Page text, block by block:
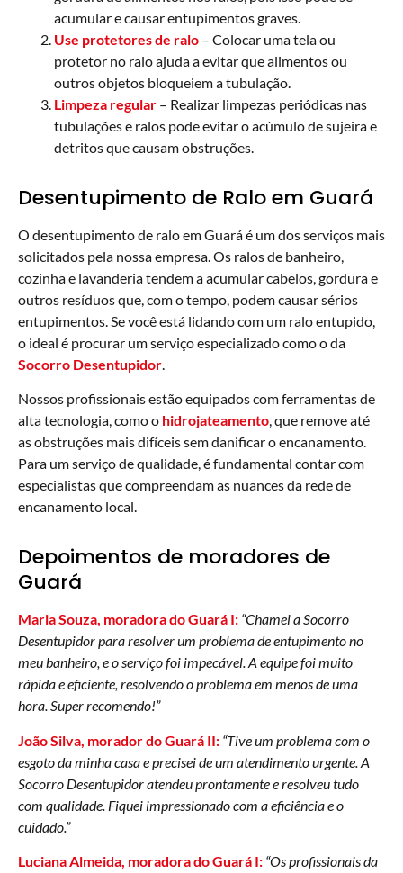
acumular e causar entupimentos graves.
Use protetores de ralo – Colocar uma tela ou
protetor no ralo ajuda a evitar que alimentos ou
outros objetos bloqueiem a tubulação.
Limpeza regular – Realizar limpezas periódicas nas
tubulações e ralos pode evitar o acúmulo de sujeira e
detritos que causam obstruções.
Desentupimento de Ralo em Guará
O desentupimento de ralo em Guará é um dos serviços mais
solicitados pela nossa empresa. Os ralos de banheiro,
cozinha e lavanderia tendem a acumular cabelos, gordura e
outros resíduos que, com o tempo, podem causar sérios
entupimentos. Se você está lidando com um ralo entupido,
o ideal é procurar um serviço especializado como o da
Socorro Desentupidor.
Nossos profissionais estão equipados com ferramentas de
alta tecnologia, como o hidrojateamento, que remove até
as obstruções mais difíceis sem danificar o encanamento.
Para um serviço de qualidade, é fundamental contar com
especialistas que compreendam as nuances da rede de
encanamento local.
Depoimentos de moradores de
Guará
Maria Souza, moradora do Guará I: “Chamei a Socorro
Desentupidor para resolver um problema de entupimento no
meu banheiro, e o serviço foi impecável. A equipe foi muito
rápida e eficiente, resolvendo o problema em menos de uma
hora. Super recomendo!”
João Silva, morador do Guará II: “Tive um problema com o
esgoto da minha casa e precisei de um atendimento urgente. A
Socorro Desentupidor atendeu prontamente e resolveu tudo
com qualidade. Fiquei impressionado com a eficiência e o
cuidado.”
Luciana Almeida, moradora do Guará I: “Os profissionais da